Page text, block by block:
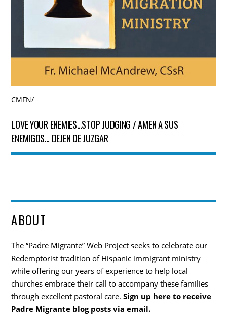
CMFN/
LOVE YOUR ENEMIES…STOP JUDGING / AMEN A SUS
ENEMIGOS… DEJEN DE JUZGAR
ABOUT
The “Padre Migrante” Web Project seeks to celebrate our
Redemptorist tradition of Hispanic immigrant ministry
while offering our years of experience to help local
churches embrace their call to accompany these families
through excellent pastoral care. Sign up here to receive
Padre Migrante blog posts via email.